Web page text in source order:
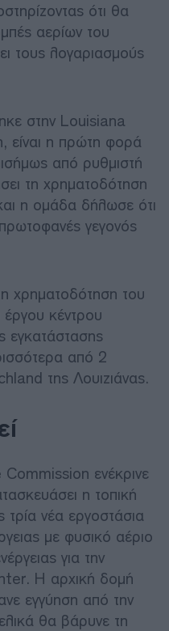
ότι θα
αερίων του
τους λογαριασμούς
στην Louisiana
είναι η πρώτη φορά
από ρυθμιστή
τη χρηματοδότηση
η ομάδα δήλωσε ότι
πρωτοφανές γεγονός
χρηματοδότηση του
κέντρου
εγκατάστασης
από 2
της Λουιζιάνας.
ενέκρινε
η τοπική
τρία νέα εργοστάσια
με φυσικό αέριο
για την
Η αρχική δομή
εγγύηση από την
θα βάρυνε τη